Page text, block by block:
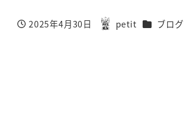
投稿日
2025年4月30日
著
petit カテゴリー
ブログ